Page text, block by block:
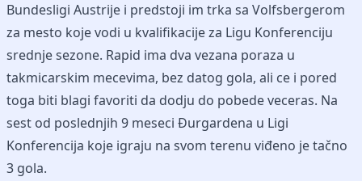
Bundesligi Austrije i predstoji im trka sa Volfsbergerom
za mesto koje vodi u kvalifikacije za Ligu Konferenciju
srednje sezone. Rapid ima dva vezana poraza u
takmicarskim mecevima, bez datog gola, ali ce i pored
toga biti blagi favoriti da dodju do pobede veceras. Na
sest od poslednjih 9 meseci Đurgardena u Ligi
Konferencija koje igraju na svom terenu viđeno je tačno
3 gola.